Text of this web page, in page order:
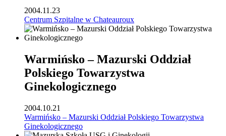
2004.11.23
Centrum Szpitalne w Chateauroux
Warmińsko – Mazurski Oddział
Polskiego Towarzystwa
Ginekologicznego
2004.10.21
Warmińsko – Mazurski Oddział Polskiego Towarzystwa
Ginekologicznego